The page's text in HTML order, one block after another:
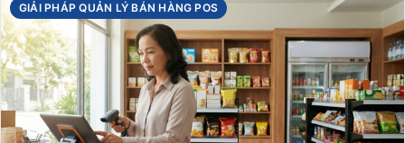
GIẢI PHÁP QUẢN LÝ BÁN HÀNG POS